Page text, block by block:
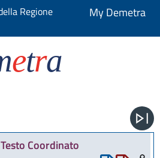
Regione
My Demetra
etra
Testo Coordinato